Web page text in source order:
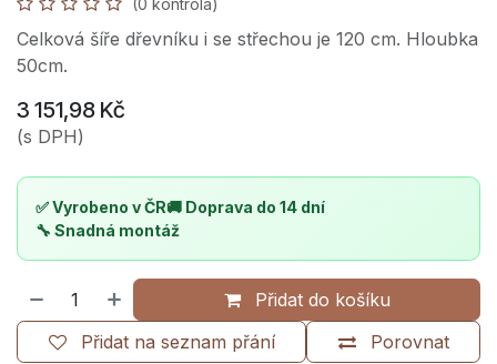
Celková šíře dřevníku i se střechou je 120 cm. Hloubka
50cm.
3 151,98 Kč
(s DPH)
✅ Vyrobeno v ČR🚚 Doprava do 14 dní
🔧 Snadná montáž
Přidat do košíku
Porovnat
Přidat na seznam přání